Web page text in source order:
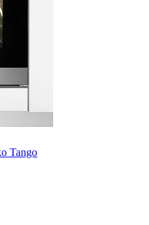
Tango